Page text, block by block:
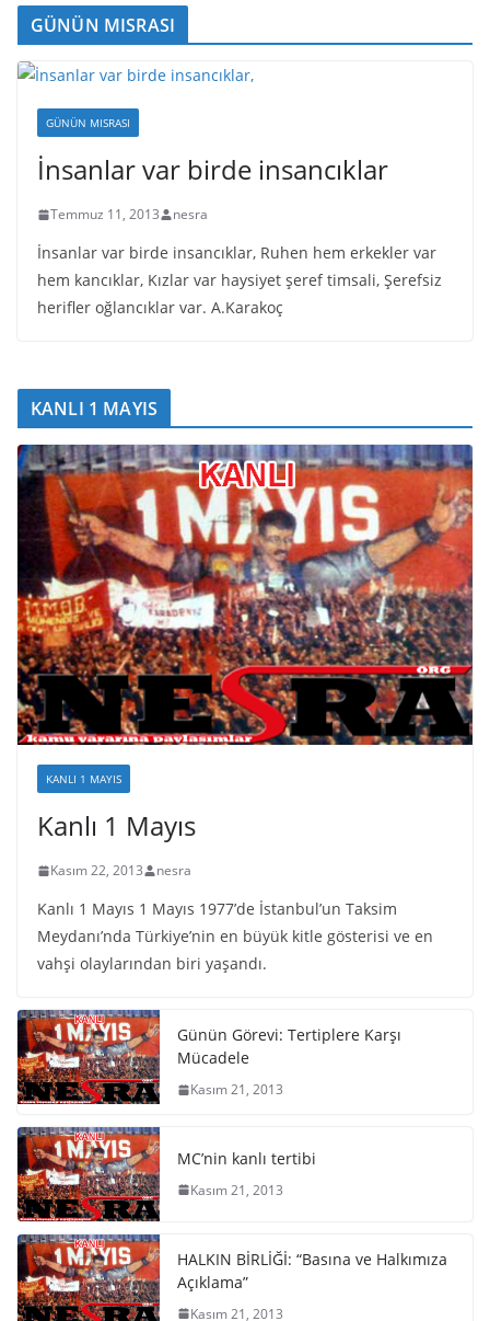
GÜNÜN MISRASI
GÜNÜN MISRASI
İnsanlar var birde insancıklar
Temmuz 11, 2013 nesra
İnsanlar var birde insancıklar, Ruhen hem erkekler var
hem kancıklar, Kızlar var haysiyet şeref timsali, Şerefsiz
herifler oğlancıklar var. A.Karakoç
KANLI 1 MAYIS
KANLI 1 MAYIS
Kanlı 1 Mayıs
Kasım 22, 2013 nesra
Kanlı 1 Mayıs 1 Mayıs 1977’de İstanbul’un Taksim
Meydanı’nda Türkiye’nin en büyük kitle gösterisi ve en
vahşi olaylarından biri yaşandı.
Günün Görevi: Tertiplere Karşı
Mücadele
Kasım 21, 2013
MC’nin kanlı tertibi
Kasım 21, 2013
HALKIN BİRLİĞİ: “Basına ve Halkımıza
Açıklama”
Kasım 21, 2013